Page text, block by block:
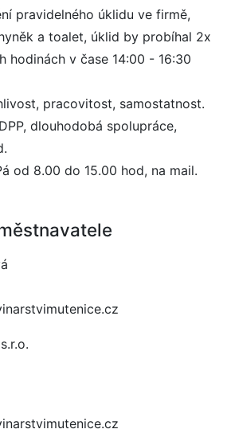
pravidelného úklidu ve firmě,
a toalet, úklid by probíhal 2x
hodinách v čase 14:00 - 16:30
pracovitost, samostatnost.
dlouhodobá spolupráce,
od 8.00 do 15.00 hod, na mail.